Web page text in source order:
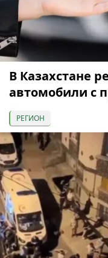
В Казахстане
автомобили с
РЕГИОН